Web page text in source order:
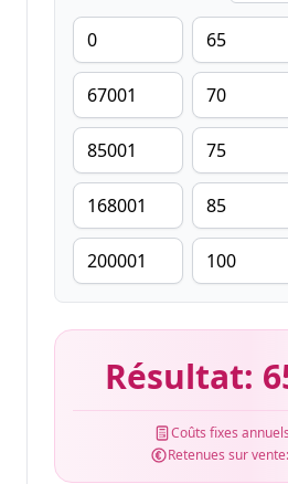
Résultat:
Coûts fixes
Retenues sur vente: